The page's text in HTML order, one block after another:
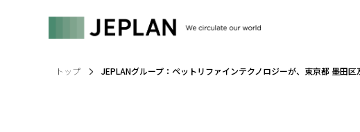
トップ JEPLANグループ：ペットリファインテクノロジーが、東京都 墨田